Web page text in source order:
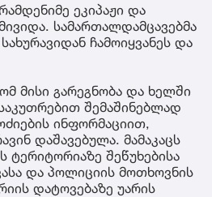
ეკიპაჟი და
სამართალდამცავებმა
ჩამოიყვანეს და
მისი გარეგნობა და ხელში
შემაშინებლად
ინფორმაციით,
დაშავებულა. მამაკაცს
ტერიტორიაზე შეწუხებისა
და პოლიციის მოთხოვნის
დატოვებაზე უარის